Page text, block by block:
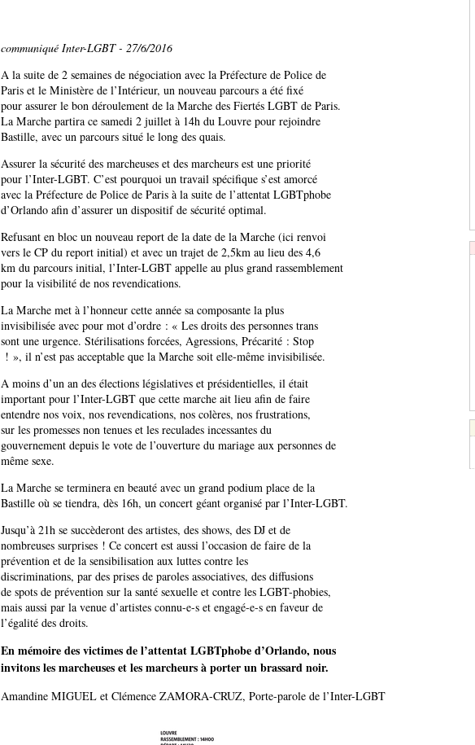
communiqué Inter-LGBT - 27/6/2016
A la suite de 2 semaines de négociation avec la Préfecture de Police de
Paris et le Ministère de l’Intérieur, un nouveau parcours a été fixé
pour assurer le bon déroulement de la Marche des Fiertés LGBT de Paris.
La Marche partira ce samedi 2 juillet à 14h du Louvre pour rejoindre
Bastille, avec un parcours situé le long des quais.
Assurer la sécurité des marcheuses et des marcheurs est une priorité
pour l’Inter-LGBT. C’est pourquoi un travail spécifique s’est amorcé
avec la Préfecture de Police de Paris à la suite de l’attentat LGBTphobe
d’Orlando afin d’assurer un dispositif de sécurité optimal.
Refusant en bloc un nouveau report de la date de la Marche (ici renvoi
vers le CP du report initial) et avec un trajet de 2,5km au lieu des 4,6
km du parcours initial, l’Inter-LGBT appelle au plus grand rassemblement
pour la visibilité de nos revendications.
La Marche met à l’honneur cette année sa composante la plus
invisibilisée avec pour mot d’ordre : « Les droits des personnes trans
sont une urgence. Stérilisations forcées, Agressions, Précarité : Stop
! », il n’est pas acceptable que la Marche soit elle-même invisibilisée.
A moins d’un an des élections législatives et présidentielles, il était
important pour l’Inter-LGBT que cette marche ait lieu afin de faire
entendre nos voix, nos revendications, nos colères, nos frustrations,
sur les promesses non tenues et les reculades incessantes du
gouvernement depuis le vote de l’ouverture du mariage aux personnes de
même sexe.
La Marche se terminera en beauté avec un grand podium place de la
Bastille où se tiendra, dès 16h, un concert géant organisé par l’Inter-LGBT.
Jusqu’à 21h se succèderont des artistes, des shows, des DJ et de
nombreuses surprises ! Ce concert est aussi l’occasion de faire de la
prévention et de la sensibilisation aux luttes contre les
discriminations, par des prises de paroles associatives, des diffusions
de spots de prévention sur la santé sexuelle et contre les LGBT-phobies,
mais aussi par la venue d’artistes connu-e-s et engagé-e-s en faveur de
l’égalité des droits.
En mémoire des victimes de l’attentat LGBTphobe d’Orlando, nous
invitons les marcheuses et les marcheurs à porter un brassard noir.
Amandine MIGUEL et Clémence ZAMORA-CRUZ, Porte-parole de l’Inter-LGBT